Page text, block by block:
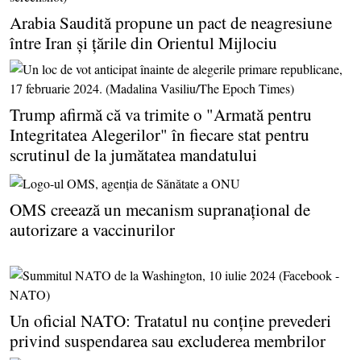
Arabia Saudită propune un pact de neagresiune
între Iran şi ţările din Orientul Mijlociu
Trump afirmă că va trimite o "Armată pentru
Integritatea Alegerilor" în fiecare stat pentru
scrutinul de la jumătatea mandatului
OMS creează un mecanism supranaţional de
autorizare a vaccinurilor
Un oficial NATO: Tratatul nu conţine prevederi
privind suspendarea sau excluderea membrilor